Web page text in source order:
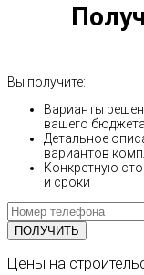
Вы получите:
Варианты
вашего бюджета
Детальное
вариантов
Конкретную
и сроки
Цены на